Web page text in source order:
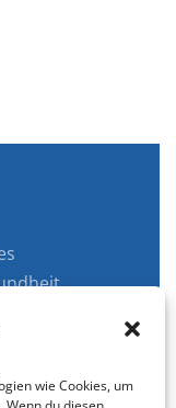
wie Cookies, um